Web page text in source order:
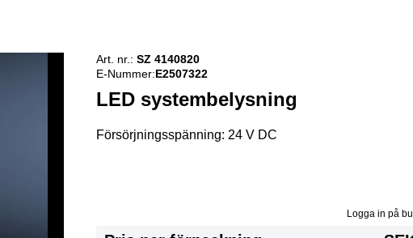
LED systembelysning
Art. nr.: SZ 4140820
E-Nummer:E2507322
Försörjningsspänning: 24 V DC
Logga in på